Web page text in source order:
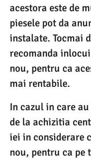
acestora este de
piesele pot da
instalate. Tocmai
recomanda
nou, pentru ca
mai rentabile.
In cazul in care
de la achizitia
iei in considerare
nou, pentru ca pe